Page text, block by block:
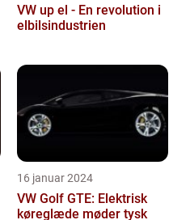
VW up el - En revolution i
elbilsindustrien
16 januar 2024
VW Golf GTE: Elektrisk
køreglæde møder tysk